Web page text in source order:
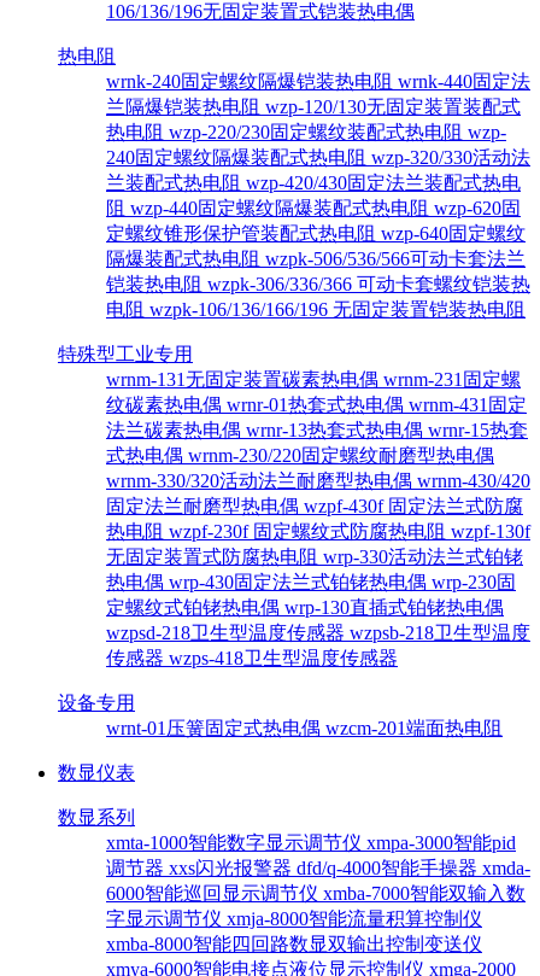
106/136/196无固定装置式铠装热电偶
热电阻
wrnk-240固定螺纹隔爆铠装热电阻 wrnk-440固定法
兰隔爆铠装热电阻 wzp-120/130无固定装置装配式
热电阻 wzp-220/230固定螺纹装配式热电阻 wzp-
240固定螺纹隔爆装配式热电阻 wzp-320/330活动法
兰装配式热电阻 wzp-420/430固定法兰装配式热电
阻 wzp-440固定螺纹隔爆装配式热电阻 wzp-620固
定螺纹锥形保护管装配式热电阻 wzp-640固定螺纹
隔爆装配式热电阻 wzpk-506/536/566可动卡套法兰
铠装热电阻 wzpk-306/336/366 可动卡套螺纹铠装热
电阻 wzpk-106/136/166/196 无固定装置铠装热电阻
特殊型工业专用
wrnm-131无固定装置碳素热电偶 wrnm-231固定螺
纹碳素热电偶 wrnr-01热套式热电偶 wrnm-431固定
法兰碳素热电偶 wrnr-13热套式热电偶 wrnr-15热套
式热电偶 wrnm-230/220固定螺纹耐磨型热电偶
wrnm-330/320活动法兰耐磨型热电偶 wrnm-430/420
固定法兰耐磨型热电偶 wzpf-430f 固定法兰式防腐
热电阻 wzpf-230f 固定螺纹式防腐热电阻 wzpf-130f
无固定装置式防腐热电阻 wrp-330活动法兰式铂铑
热电偶 wrp-430固定法兰式铂铑热电偶 wrp-230固
定螺纹式铂铑热电偶 wrp-130直插式铂铑热电偶
wzpsd-218卫生型温度传感器 wzpsb-218卫生型温度
传感器 wzps-418卫生型温度传感器
设备专用
wrnt-01压簧固定式热电偶 wzcm-201端面热电阻
数显仪表
数显系列
xmta-1000智能数字显示调节仪 xmpa-3000智能pid
调节器 xxs闪光报警器 dfd/q-4000智能手操器 xmda-
6000智能巡回显示调节仪 xmba-7000智能双输入数
字显示调节仪 xmja-8000智能流量积算控制仪
xmba-8000智能四回路数显双输出控制变送仪
xmya-6000智能电接点液位显示控制仪 xmga-2000